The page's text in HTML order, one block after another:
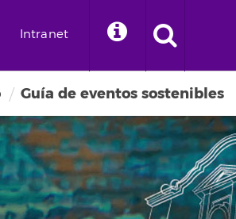
Intranet
Guía de eventos sostenibles